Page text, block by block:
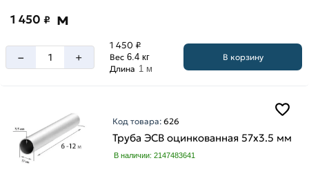
1 450 ₽ м
– +
1 450 ₽
Вес 6.4 кг
Длина 1 м
В корзину
Код товара:626
Труба ЭСВ оцинкованная 57х3.5 мм
В наличии: 2147483641